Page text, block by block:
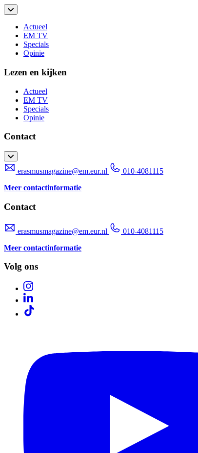
Actueel
EM TV
Specials
Opinie
Lezen en kijken
Actueel
EM TV
Specials
Opinie
Contact
erasmusmagazine@em.eur.nl
010-4081115
Meer contactinformatie
Contact
erasmusmagazine@em.eur.nl
010-4081115
Meer contactinformatie
Volg ons